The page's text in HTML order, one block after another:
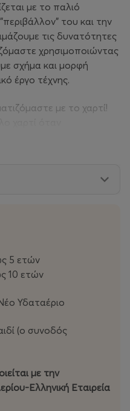
με το παλιό
του και την
τις δυνατότητες
χρησιμοποιώντας
σχήμα και μορφή
έργο τέχνης.
με το χαρτί!
ποτέ χάρτινες
παλιό εργοστάσιο για
συσκευή!
χαρτόνι, για παιδιά
χαρτόνι, για παιδιά 6
5 ετών
10 ετών
Υδαταέριο
(ο συνοδός
με την
Ελληνική Εταιρεία